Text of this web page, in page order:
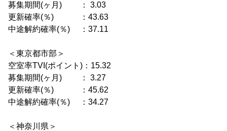
募集期間(ヶ月) ： 3.03
更新確率(％) ：43.63
中途解約確率(％) ：37.11
＜東京都市部＞
空室率TVI(ポイント)：15.32
募集期間(ヶ月) ： 3.27
更新確率(％) ：45.62
中途解約確率(％) ：34.27
＜神奈川県＞